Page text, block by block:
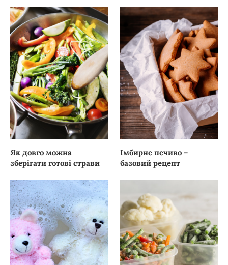
Як довго можна
зберігати готові страви
Імбирне печиво –
базовий рецепт